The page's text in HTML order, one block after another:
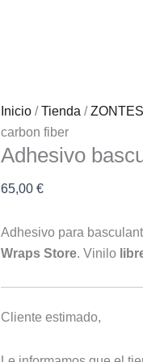
Inicio /Tienda /ZONTES
carbon fiber
Adhesivo
65,00 €
Adhesivo para
Wraps Store. Vinilo
Cliente estimado,